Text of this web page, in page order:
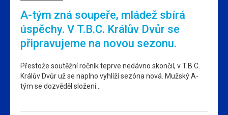
A-tým zná soupeře, mládež sbírá
úspěchy. V T.B.C. Králův Dvůr se
připravujeme na novou sezonu.
Přestože soutěžní ročník teprve nedávno skončil, v T.B.C.
Králův Dvůr už se naplno vyhlíží sezóna nová. Mužský A-
tým se dozvěděl složení…